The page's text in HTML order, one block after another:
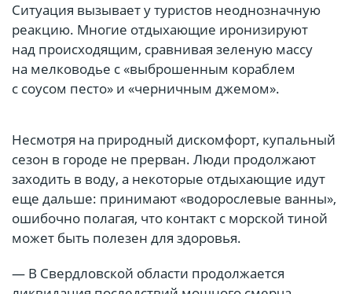
Ситуация вызывает у туристов неоднозначную
реакцию. Многие отдыхающие иронизируют
над происходящим, сравнивая зеленую массу
на мелководье с «выброшенным кораблем
с соусом песто» и «черничным джемом».
Несмотря на природный дискомфорт, купальный
сезон в городе не прерван. Люди продолжают
заходить в воду, а некоторые отдыхающие идут
еще дальше: принимают «водорослевые ванны»,
ошибочно полагая, что контакт с морской тиной
может быть полезен для здоровья.
— В Свердловской области продолжается